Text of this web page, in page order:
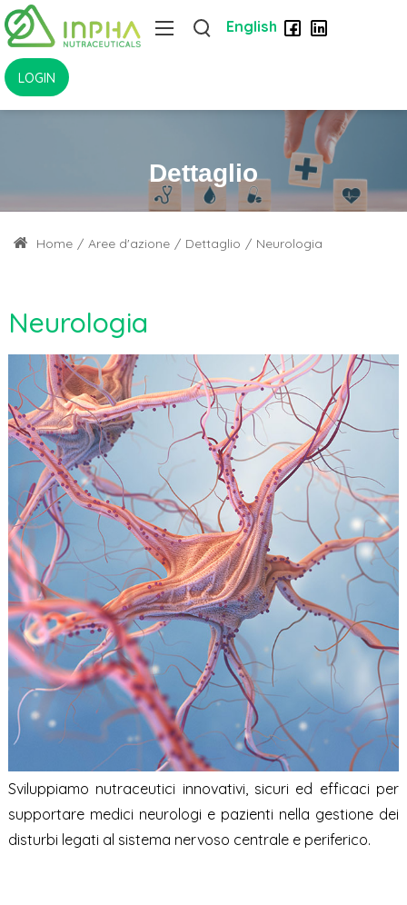
English
LOGIN
Dettaglio
Home / Aree d'azione / Dettaglio / Neurologia
Neurologia
Sviluppiamo nutraceutici innovativi, sicuri ed efficaci per
supportare medici neurologi e pazienti nella gestione dei
disturbi legati al sistema nervoso centrale e periferico.